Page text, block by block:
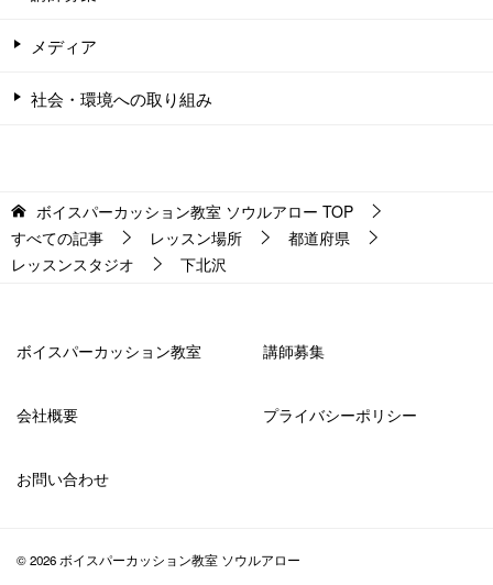
メディア
社会・環境への取り組み
ボイスパーカッション教室 ソウルアロー TOP
すべての記事
レッスン場所
都道府県
レッスンスタジオ
下北沢
ボイスパーカッション教室 講師募集
会社概要 プライバシーポリシー
お問い合わせ
© 2026 ボイスパーカッション教室 ソウルアロー